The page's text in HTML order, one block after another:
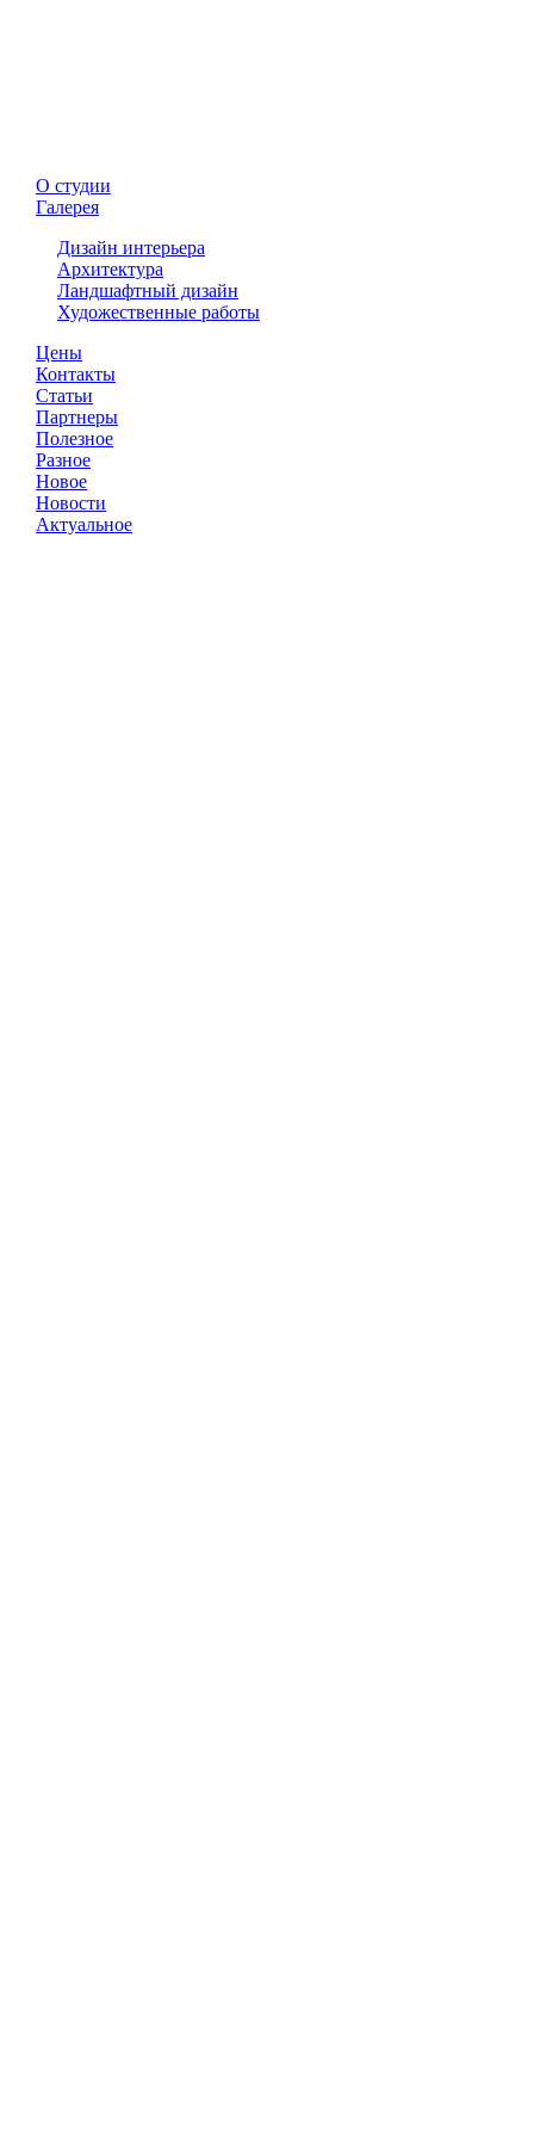
О студии
Галерея
Дизайн интерьера
Архитектура
Ландшафтный дизайн
Художественные работы
Цены
Контакты
Статьи
Партнеры
Полезное
Разное
Новое
Новости
Актуальное